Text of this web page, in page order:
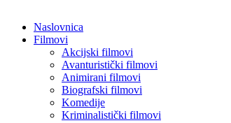
Naslovnica
Filmovi
Akcijski filmovi
Avanturistički filmovi
Animirani filmovi
Biografski filmovi
Komedije
Kriminalistički filmovi